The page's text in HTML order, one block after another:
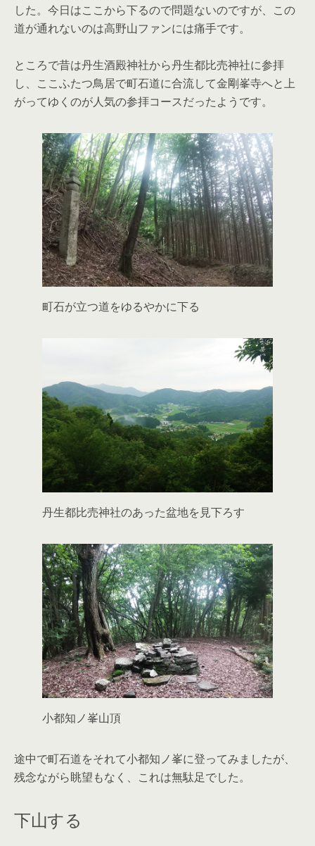
した。今日はここから下るので問題ないのですが、この
道が通れないのは高野山ファンには痛手です。
ところで昔は丹生酒殿神社から丹生都比売神社に参拝
し、ここふたつ鳥居で町石道に合流して金剛峯寺へと上
がってゆくのが人気の参拝コースだったようです。
町石が立つ道をゆるやかに下る
丹生都比売神社のあった盆地を見下ろす
小都知ノ峯山頂
途中で町石道をそれて小都知ノ峯に登ってみましたが、
残念ながら眺望もなく、これは無駄足でした。
下山する